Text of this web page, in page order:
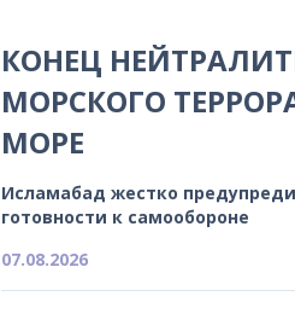
КОНЕЦ
МОРСКОГО
МОРЕ
Исламабад жестко
готовности к самообороне
07.08.2026